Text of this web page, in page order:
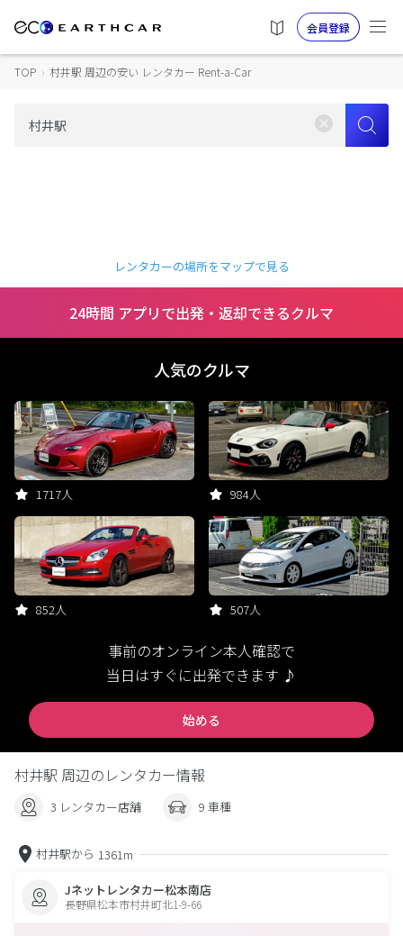
会員登録
TOP › 村井駅 周辺の安い レンタカー Rent-a-Car
レンタカーの場所をマップで見る
24時間 アプリで出発・返却できるクルマ
人気のクルマ
1717人 984人
852人 507人
事前のオンライン本人確認で
当日はすぐに出発できます ♪
始める
村井駅 周辺のレンタカー情報
3 レンタカー店舗 9 車種
村井駅から 1361m
Jネットレンタカー松本南店
長野県松本市村井町北1-9-66